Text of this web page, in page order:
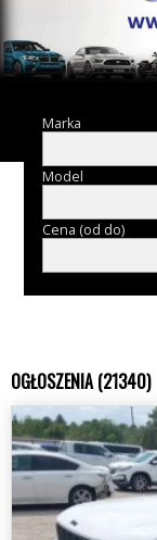
Marka
Model
Cena (od do)
OGŁOSZENIA (21340)